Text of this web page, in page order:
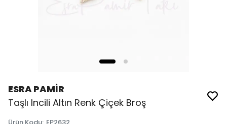
ESRA PAMİR
Taşlı Incili Altın Renk Çiçek Broş